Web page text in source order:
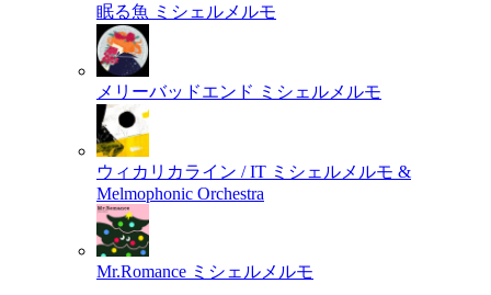
眠る魚 ミシェルメルモ
メリーバッドエンド ミシェルメルモ
ウィカリカライン / IT ミシェルメルモ &
Melmophonic Orchestra
Mr.Romance ミシェルメルモ